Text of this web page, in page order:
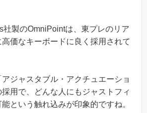
社製のOmniPointは、東プレのリア
価なキーボードに良く採用されて
ジャスタブル・アクチュエーショ
用で、どんな人にもジャストフィ
という触れ込みが印象的ですね。